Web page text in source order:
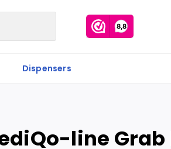
Hygiënezakjes
Dispensers
line Grab